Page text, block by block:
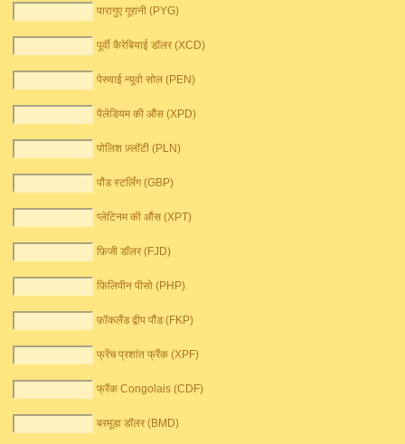
पारागुए गूरानी (PYG)
पूर्वी कैरेबियाई डॉलर (XCD)
पेरुवाई न्यूवो सोल (PEN)
पैलेडियम की औंस (XPD)
पोलिश ज़्लॉटी (PLN)
पौंड स्टर्लिंग (GBP)
प्लेटिनम की औंस (XPT)
फ़िजी डॉलर (FJD)
फ़िलिपीन पीसो (PHP)
फ़ॉकलैंड द्वीप पौंड (FKP)
फ्रेंच प्रशांत फ्रैंक (XPF)
फ्रैंक Congolais (CDF)
बरमूडा डॉलर (BMD)